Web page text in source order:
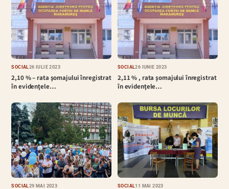
SOCIAL26 IULIE 2023
2,10 % – rata şomajului înregistrat
în evidenţele…
SOCIAL26 IUNIE 2023
2,11 % , rata şomajului înregistrat
în evidenţele…
SOCIAL 29 MAI 2023 SOCIAL11 MAI 2023